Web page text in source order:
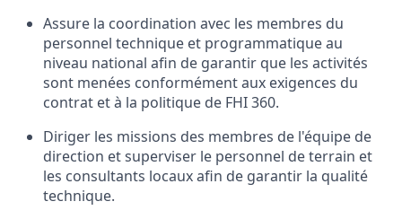
Assure la coordination avec les membres du
personnel technique et programmatiqueau
niveau national afin de garantir que les activités
sont menées conformémentaux exigences du
contrat et à la politique de FHI 360.
Diriger les missions des membres de l'équipe de
direction etsuperviser le personnel de terrain et
les consultants locauxafin de garantir la qualité
technique.